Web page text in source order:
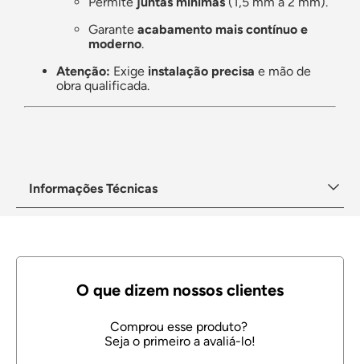
Garante acabamento mais contínuo e
moderno.
Atenção: Exige instalação precisa e mão de
obra qualificada.
Informações Técnicas